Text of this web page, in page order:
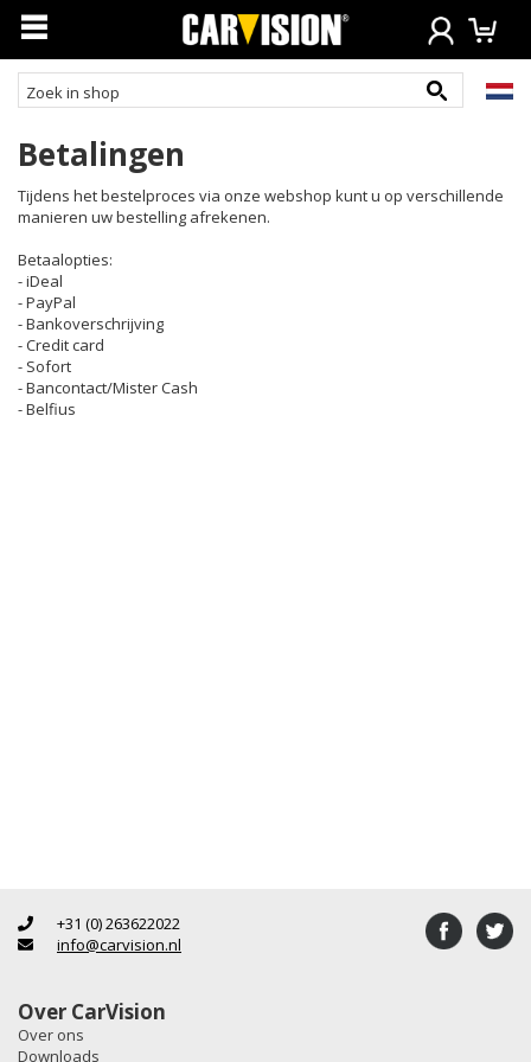
Betalingen
Tijdens het bestelproces via onze webshop kunt u op verschillende
manieren uw bestelling afrekenen.
Betaalopties:
- iDeal
- PayPal
- Bankoverschrijving
- Credit card
- Sofort
- Bancontact/Mister Cash
- Belfius
+31 (0) 263622022
info@carvision.nl
Over CarVision
Over ons
Downloads